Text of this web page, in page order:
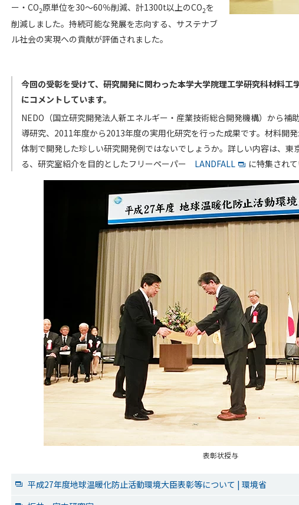
ー・CO2原単位を30～60％削減、計1300t以上のCO2を
削減しました。持続可能な発展を志向する、サステナブ
ル社会の実現への貢献が評価されました。
今回の受彰を受けて、研究開発に関わった本学大学院理工学研究科材料
にコメントしています。
NEDO（国立研究開発法人新エネルギー・産業技術総合開発機構）から補
導研究、2011年度から2013年度の実用化研究を行った成果です。材料開
体制で開発した珍しい研究開発例ではないでしょうか。詳しい内容は、東
る、研究室紹介を目的としたフリーペーパー LANDFALL に特集されて
表彰状授与
平成27年度地球温暖化防止活動環境大臣表彰等について | 環境省